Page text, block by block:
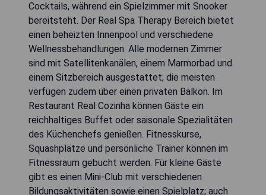
Cocktails, während ein Spielzimmer mit Snooker
bereitsteht. Der Real Spa Therapy Bereich bietet
einen beheizten Innenpool und verschiedene
Wellnessbehandlungen. Alle modernen Zimmer
sind mit Satellitenkanälen, einem Marmorbad und
einem Sitzbereich ausgestattet; die meisten
verfügen zudem über einen privaten Balkon. Im
Restaurant Real Cozinha können Gäste ein
reichhaltiges Buffet oder saisonale Spezialitäten
des Küchenchefs genießen. Fitnesskurse,
Squashplätze und persönliche Trainer können im
Fitnessraum gebucht werden. Für kleine Gäste
gibt es einen Mini-Club mit verschiedenen
Bildungsaktivitäten sowie einen Spielplatz; auch